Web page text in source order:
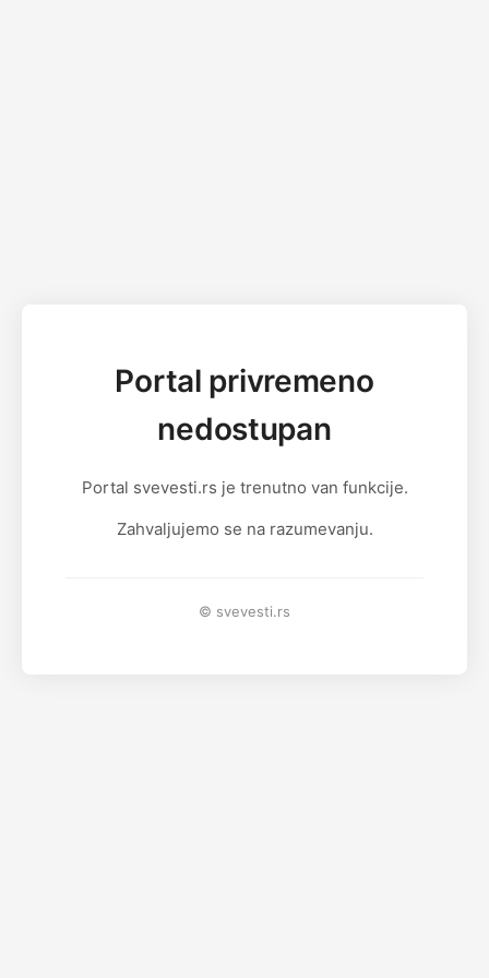
Portal privremeno
nedostupan
Portal svevesti.rs je trenutno van funkcije.
Zahvaljujemo se na razumevanju.
© svevesti.rs